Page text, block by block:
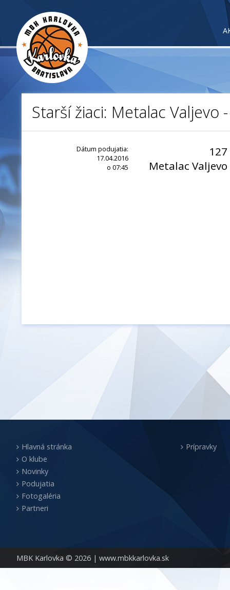
Starší žiaci: Metalac Valjevo
Dátum podujatia:
17.04.2016
o 07:45
127
Metalac Valjevo
MBK Karlovka © 2026 | www.mbkkarlovka.sk
Hlavná stránka
O klube
Novinky
Podujatia
Fotogaléria
Partneri
Prípravky